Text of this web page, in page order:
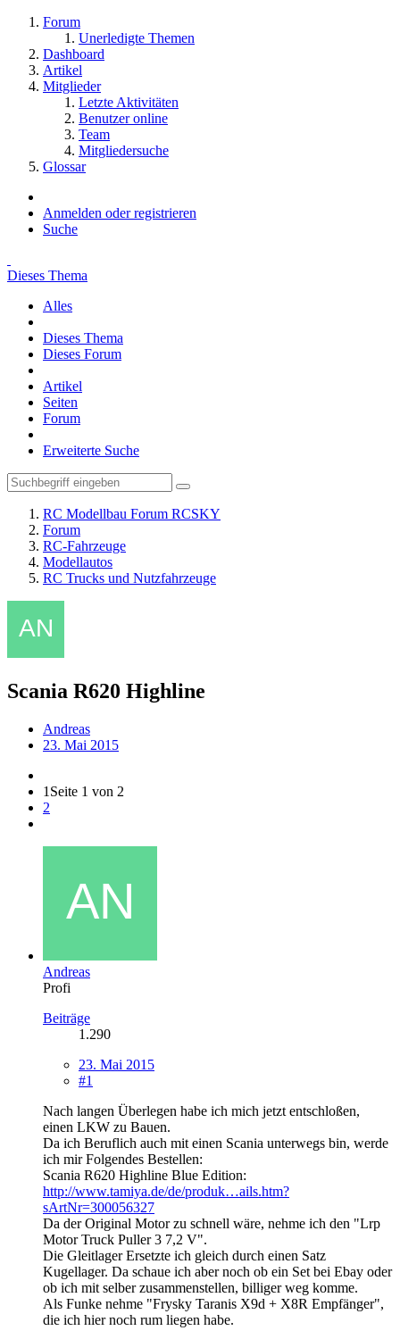
Forum
Unerledigte Themen
Dashboard
Artikel
Mitglieder
Letzte Aktivitäten
Benutzer online
Team
Mitgliedersuche
Glossar
Anmelden oder registrieren
Suche
Dieses Thema
Alles
Dieses Thema
Dieses Forum
Artikel
Seiten
Forum
Erweiterte Suche
RC Modellbau Forum RCSKY
Forum
RC-Fahrzeuge
Modellautos
RC Trucks und Nutzfahrzeuge
Scania R620 Highline
Andreas
23. Mai 2015
1 Seite 1 von 2
2
Andreas
Profi
Beiträge
1.290
23. Mai 2015
#1
Nach langen Überlegen habe ich mich jetzt entschloßen,
einen LKW zu Bauen.
Da ich Beruflich auch mit einen Scania unterwegs bin, werde
ich mir Folgendes Bestellen:
Scania R620 Highline Blue Edition:
http://www.tamiya.de/de/produk…ails.htm?
sArtNr=300056327
Da der Original Motor zu schnell wäre, nehme ich den "Lrp
Motor Truck Puller 3 7,2 V".
Die Gleitlager Ersetzte ich gleich durch einen Satz
Kugellager. Da schaue ich aber noch ob ein Set bei Ebay oder
ob ich mit selber zusammenstellen, billiger weg komme.
Als Funke nehme "Frysky Taranis X9d + X8R Empfänger",
die ich hier noch rum liegen habe.